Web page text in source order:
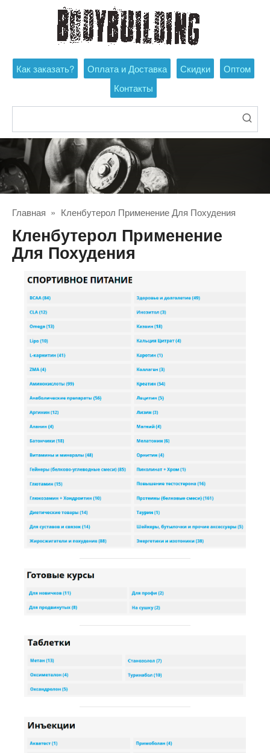
Как заказать? Оплата и Доставка Скидки
Оптом
Контакты
Главная » Кленбутерол Применение Для Похудения
Кленбутерол Применение
Для Похудения